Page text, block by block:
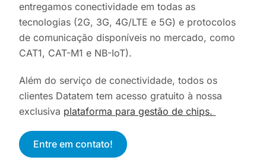
entregamos conectividade em todas as
tecnologias (2G, 3G, 4G/LTE e 5G) e protocolos
de comunicação disponíveis no mercado, como
CAT1, CAT-M1 e NB-IoT).
Além do serviço de conectividade, todos os
clientes Datatem tem acesso gratuito à nossa
exclusiva plataforma para gestão de chips.
Entre em contato!